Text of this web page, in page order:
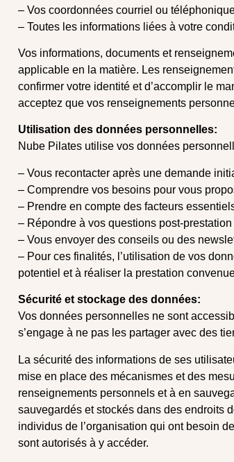
– Vos coordonnées courriel ou
– Toutes les informations liées à votre
Vos informations, documents et
applicable en la matière. Les
confirmer votre identité et d’accomplir le
acceptez que vos renseignements
Utilisation des données personnelles:
Nube Pilates utilise vos données
– Vous recontacter après une demande
– Comprendre vos besoins pour vous
– Prendre en compte des facteurs
– Répondre à vos questions post-prestation
– Vous envoyer des conseils ou des
– Pour ces finalités, l’utilisation de vos
potentiel et à réaliser la prestation
Sécurité et stockage des données:
Vos données personnelles ne sont
s’engage à ne pas les partager avec des
La sécurité des informations de ses
mise en place des mécanismes et des
renseignements personnels et à en
sauvegardés et stockés dans des endroits
individus de l’organisation qui ont besoin
sont autorisés à y accéder.